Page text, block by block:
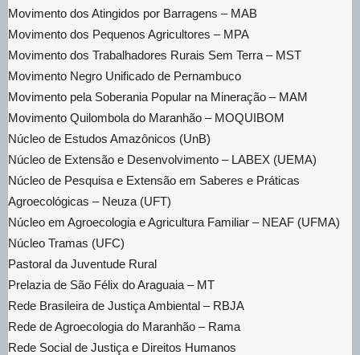
Movimento dos Atingidos por Barragens – MAB
Movimento dos Pequenos Agricultores – MPA
Movimento dos Trabalhadores Rurais Sem Terra – MST
Movimento Negro Unificado de Pernambuco
Movimento pela Soberania Popular na Mineração – MAM
Movimento Quilombola do Maranhão – MOQUIBOM
Núcleo de Estudos Amazônicos (UnB)
Núcleo de Extensão e Desenvolvimento – LABEX (UEMA)
Núcleo de Pesquisa e Extensão em Saberes e Práticas
Agroecológicas – Neuza (UFT)
Núcleo em Agroecologia e Agricultura Familiar – NEAF (UFMA)
Núcleo Tramas (UFC)
Pastoral da Juventude Rural
Prelazia de São Félix do Araguaia – MT
Rede Brasileira de Justiça Ambiental – RBJA
Rede de Agroecologia do Maranhão – Rama
Rede Social de Justiça e Direitos Humanos